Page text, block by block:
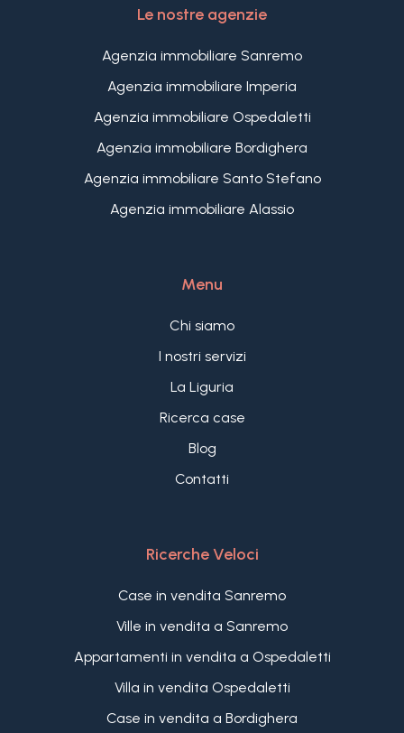
Le nostre agenzie
Agenzia immobiliare Sanremo
Agenzia immobiliare Imperia
Agenzia immobiliare Ospedaletti
Agenzia immobiliare Bordighera
Agenzia immobiliare Santo Stefano
Agenzia immobiliare Alassio
Menu
Chi siamo
I nostri servizi
La Liguria
Ricerca case
Blog
Contatti
Ricerche Veloci
Case in vendita Sanremo
Ville in vendita a Sanremo
Appartamenti in vendita a Ospedaletti
Villa in vendita Ospedaletti
Case in vendita a Bordighera